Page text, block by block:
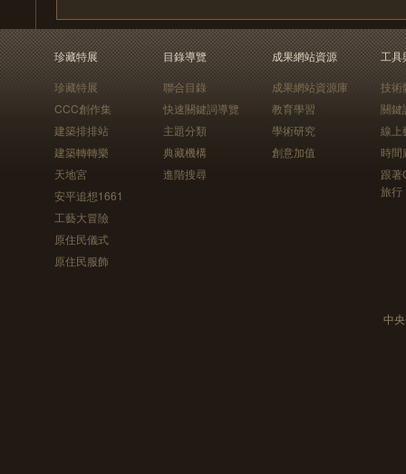
珍藏特展
珍藏特展
CCC創作集
建築排排站
建築轉轉樂
天地宮
安平追想1661
工藝大冒險
原住民儀式
原住民服飾
目錄導覽
聯合目錄
快速關鍵詞導覽
主題分類
典藏機構
進階搜尋
成果網站資源
成果網站資源庫
教育學習
學術研究
創意加值
工具
技術
關鍵
線上
時間
跟
旅行
中